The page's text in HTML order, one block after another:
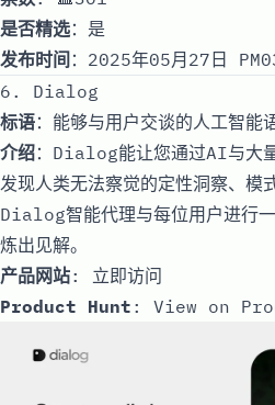
是否精选：是
发布时间 ：2025年05月27日
6. Dialog
标语：能够与用户交谈的人工智能
介绍：Dialog能让您通过AI与大
发现人类无法察觉的定性洞察、模
Dialog智能代理与每位用户进行
炼出见解。
产品网站: 立即访问
Product Hunt : View on